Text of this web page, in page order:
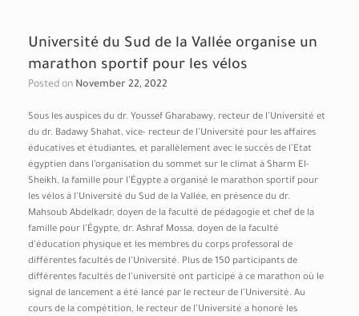
Université du Sud de la Vallée organise un
marathon sportif pour les vélos
Posted on November 22, 2022
Sous les auspices du dr. Youssef Gharabawy, recteur de l’Université et
du dr. Badawy Shahat, vice- recteur de l’Université pour les affaires
éducatives et étudiantes, et parallèlement avec le succès de l’Etat
égyptien dans l’organisation du sommet sur le climat à Sharm El-
Sheikh, la famille pour l’Égypte a organisé le marathon sportif pour
les vélos à l’Université du Sud de la Vallée, en présence du dr.
Mahsoub Abdelkadr, doyen de la faculté de pédagogie et chef de la
famille pour l’Égypte, dr. Ashraf Mossa, doyen de la faculté
d’éducation physique et les membres du corps professoral de
différentes facultés de l’Université. Plus de 150 participants de
différentes facultés de l’université ont participé à ce marathon où le
signal de lancement a été lancé par le recteur de l’Université. Au
cours de la compétition, le recteur de l’Université a honoré les